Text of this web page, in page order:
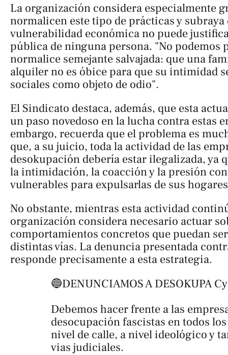
La organización considera especialmente
normalicen este tipo de prácticas y
vulnerabilidad económica no puede
pública de ninguna persona. "No podemos
normalice semejante salvajada: que una
alquiler no es óbice para que su intimidad
sociales como objeto de odio".
El Sindicato destaca, además, que esta
un paso novedoso en la lucha contra estas
embargo, recuerda que el problema es
que, a su juicio, toda la actividad de las
desokupación debería estar ilegalizada, ya
la intimidación, la coacción y la presión
vulnerables para expulsarlas de sus
No obstante, mientras esta actividad
organización considera necesario actuar
comportamientos concretos que puedan
distintas vías. La denuncia presentada
responde precisamente a esta estrategia.
🔵DENUNCIAMOS A DESOKUPA
Debemos hacer frente a las
desocupación fascistas en todos
nivel de calle, a nivel ideológico y
vias judiciales.